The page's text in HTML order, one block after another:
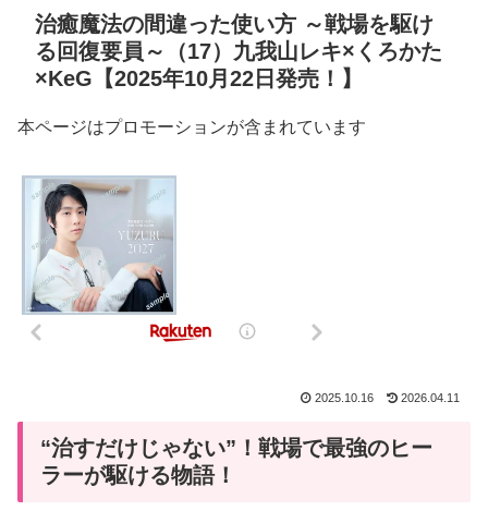
治癒魔法の間違った使い方 ～戦場を駆け
る回復要員～（17）九我山レキ×くろかた
×KeG【2025年10月22日発売！】
本ページはプロモーションが含まれています
2025.10.16 2026.04.11
“治すだけじゃない”！戦場で最強のヒー
ラーが駆ける物語！